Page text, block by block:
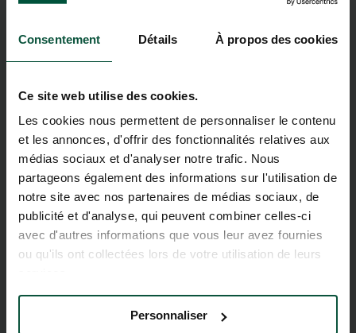
Consentement Détails À propos des cookies
Ce site web utilise des cookies.
Les cookies nous permettent de personnaliser le contenu
et les annonces, d'offrir des fonctionnalités relatives aux
médias sociaux et d'analyser notre trafic. Nous
partageons également des informations sur l'utilisation de
notre site avec nos partenaires de médias sociaux, de
publicité et d'analyse, qui peuvent combiner celles-ci
avec d'autres informations que vous leur avez fournies
ou qu'ils ont collectées lors de votre utilisation de leurs
Personnaliser